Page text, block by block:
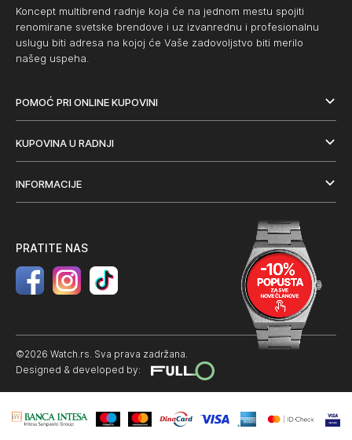
Koncept multibrend radnje koja će na jednom mestu spojiti
renomirane svetske brendove i uz izvanrednu i profesionalnu
uslugu biti adresa na kojoj će Vaše zadovoljstvo biti merilo
našeg uspeha.
POMOĆ PRI ONLINE KUPOVINI
KUPOVINA U RADNJI
INFORMACIJE
PRATITE NAS
©2026 Watch.rs. Sva prava zadržana.
Designed & developed by: